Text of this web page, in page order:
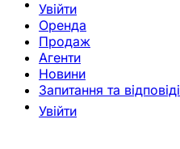
Увійти
Оренда
Продаж
Агенти
Новини
Запитання та відповіді
Увійти